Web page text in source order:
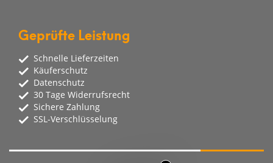
Geprüfte Leistung
Schnelle Lieferzeiten
Käuferschutz
Datenschutz
30 Tage Widerrufsrecht
Sichere Zahlung
SSL-Verschlüsselung